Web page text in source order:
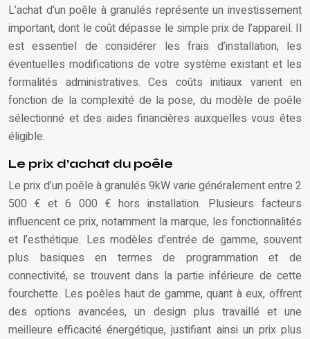
L’achat d’un poêle à granulés représente un investissement
important, dont le coût dépasse le simple prix de l’appareil. Il
est essentiel de considérer les frais d’installation, les
éventuelles modifications de votre système existant et les
formalités administratives. Ces coûts initiaux varient en
fonction de la complexité de la pose, du modèle de poêle
sélectionné et des aides financières auxquelles vous êtes
éligible.
Le prix d’achat du poêle
Le prix d’un poêle à granulés 9kW varie généralement entre 2
500 € et 6 000 € hors installation. Plusieurs facteurs
influencent ce prix, notamment la marque, les fonctionnalités
et l’esthétique. Les modèles d’entrée de gamme, souvent
plus basiques en termes de programmation et de
connectivité, se trouvent dans la partie inférieure de cette
fourchette. Les poêles haut de gamme, quant à eux, offrent
des options avancées, un design plus travaillé et une
meilleure efficacité énergétique, justifiant ainsi un prix plus